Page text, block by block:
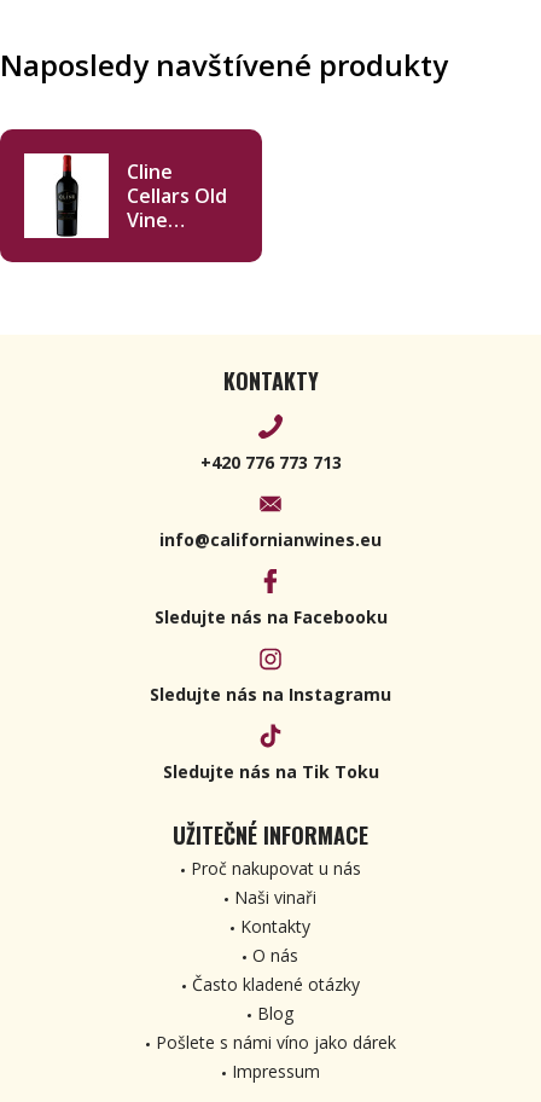
Naposledy navštívené produkty
Cline
Cellars Old
Vine
2020 750ml
KONTAKTY
+420 776 773 713
info@californianwines.eu
Sledujte nás na Facebooku
Sledujte nás na Instagramu
Sledujte nás na Tik Toku
UŽITEČNÉ INFORMACE
Proč nakupovat u nás
Naši vinaři
Kontakty
O nás
Často kladené otázky
Blog
Pošlete s námi víno jako dárek
Impressum